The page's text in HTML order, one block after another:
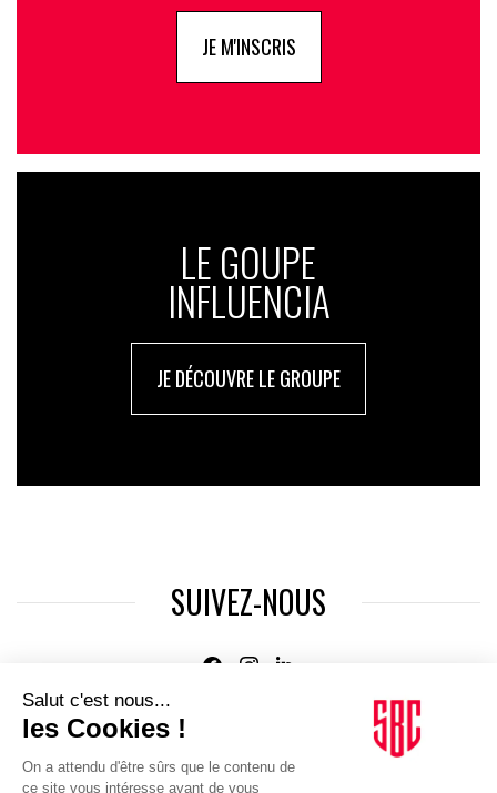
JE M'INSCRIS
LE GOUPE
INFLUENCIA
JE DÉCOUVRE LE GROUPE
SUIVEZ-NOUS